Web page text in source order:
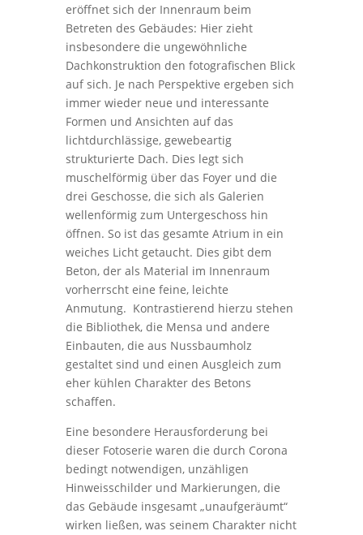
eröffnet sich der Innenraum beim
Betreten des Gebäudes: Hier zieht
insbesondere die ungewöhnliche
Dachkonstruktion den fotografischen Blick
auf sich. Je nach Perspektive ergeben sich
immer wieder neue und interessante
Formen und Ansichten auf das
lichtdurchlässige, gewebeartig
strukturierte Dach. Dies legt sich
muschelförmig über das Foyer und die
drei Geschosse, die sich als Galerien
wellenförmig zum Untergeschoss hin
öffnen. So ist das gesamte Atrium in ein
weiches Licht getaucht. Dies gibt dem
Beton, der als Material im Innenraum
vorherrscht eine feine, leichte
Anmutung. Kontrastierend hierzu stehen
die Bibliothek, die Mensa und andere
Einbauten, die aus Nussbaumholz
gestaltet sind und einen Ausgleich zum
eher kühlen Charakter des Betons
schaffen.
Eine besondere Herausforderung bei
dieser Fotoserie waren die durch Corona
bedingt notwendigen, unzähligen
Hinweisschilder und Markierungen, die
das Gebäude insgesamt „unaufgeräumt“
wirken ließen, was seinem Charakter nicht